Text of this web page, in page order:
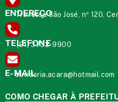
ENDEREÇO
Travessa São José, nº 120,
TELEFONE
(91) 3732-9900
E-MAIL
ouvidoria.acara@hotmail.com
COMO CHEGAR À